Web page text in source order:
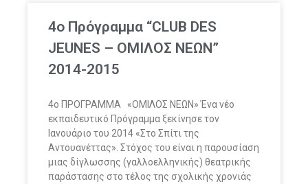
4ο Πρόγραμμα “CLUB DES
JEUNES – ΟΜΙΛΟΣ ΝΕΩΝ”
2014-2015
4o ΠΡΟΓΡΑΜΜΑ «OMΙΛΟΣ ΝΕΩΝ» Ένα νέο
εκπαιδευτικό Πρόγραμμα ξεκίνησε τον
Ιανουάριο του 2014 «Στο Σπίτι της
Αντουανέττας». Στόχος του είναι η παρουσίαση
μιας δίγλωσσης (γαλλοελληνικής) θεατρικής
παράστασης στο τέλος της σχολικής χρονιάς